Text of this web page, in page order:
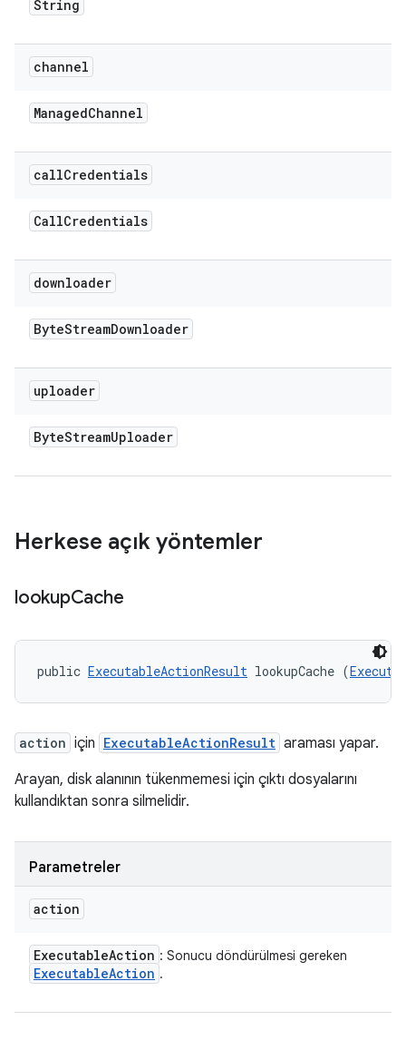
String
channel
ManagedChannel
callCredentials
CallCredentials
downloader
ByteStreamDownloader
uploader
ByteStreamUploader
Herkese açık yöntemler
lookupCache
public ExecutableActionResult lookupCache (
action için ExecutableActionResult araması yapar.
Arayan, disk alanının tükenmemesi için çıktı dosyalarını
kullandıktan sonra silmelidir.
Parametreler
action
ExecutableAction : Sonucu döndürülmesi gereken
ExecutableAction .